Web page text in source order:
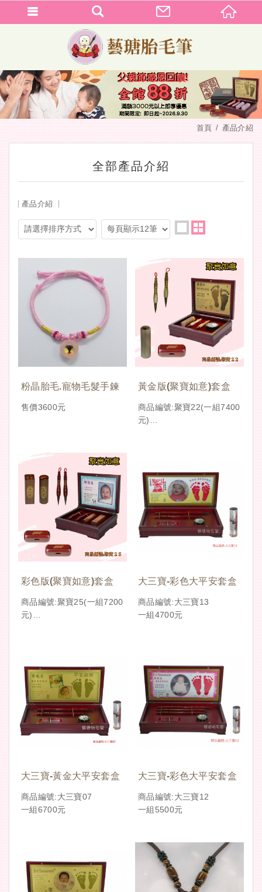
首頁 產品介紹
全部產品介紹
產品介紹
粉晶胎毛.寵物毛髮手鍊
售價3600元
黃金版(聚寶如意)套盒
商品編號:聚寶22(一組7400
元)
彩色版(聚寶如意)套盒
商品編號:聚寶25(一組7200
元)
大三寶-彩色大平安套盒
商品編號:大三寶13
一組4700元
大三寶-黃金大平安套盒
商品編號:大三寶07
一組6700元
大三寶-彩色大平安套盒
商品編號:大三寶12
一組5500元